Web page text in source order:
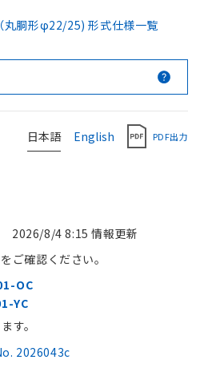
丸胴形φ22/25) 形式仕様一覧
日本語 English PDF出力
2026/8/4 8:15 情報更新
2026043c
す。
OC
YC
ご確認ください。